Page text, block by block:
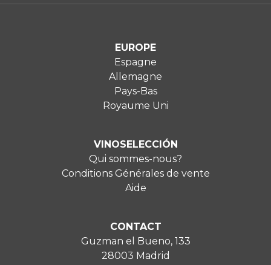
EUROPE
Espagne
Allemagne
Pays-Bas
Royaume Uni
VINOSELECCIÓN
Qui sommes-nous?
Conditions Générales de vente
Aide
CONTACT
Guzman el Bueno, 133
28003 Madrid